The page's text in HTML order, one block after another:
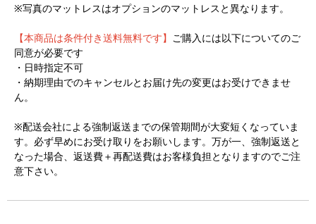
※写真のマットレスはオプションのマットレスと異なります。
【本商品は条件付き送料無料です】
ご購入には以下についてのご
同意が必要です
・日時指定不可
・納期理由でのキャンセルとお届け先の変更はお受けできませ
ん。
※配送会社による強制返送までの保管期間が大変短くなっていま
す。必ず早めにお受け取りをお願いします。万が一、強制返送と
なった場合、返送費＋再配送費はお客様負担となりますのでご注
意下さい。